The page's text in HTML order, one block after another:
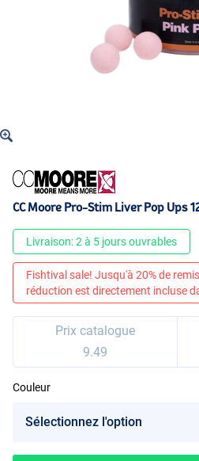
CC Moore Pro-Stim Liver Pop Ups
Livraison: 2 à 5 jours ouvrables
Fishtival sale! Jusqu'à 20% de
réduction est directement incluse
Prix catalogue
9.49
Couleur